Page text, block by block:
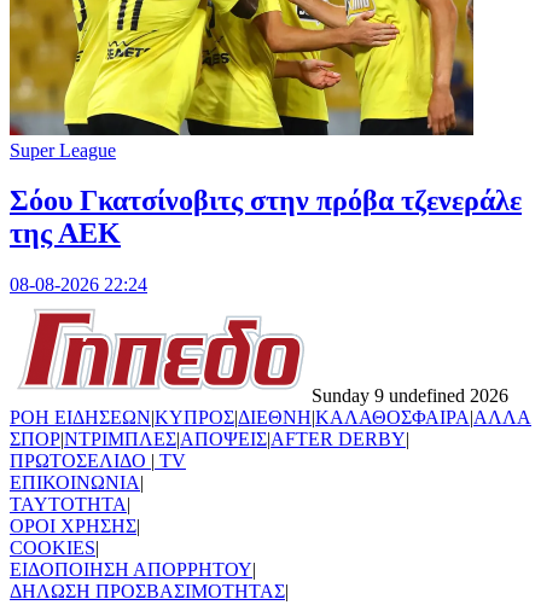
Super League
Σόου Γκατσίνοβιτς στην πρόβα τζενεράλε
της ΑΕΚ
08-08-2026 22:24
Sunday 9 undefined 2026
ΡΟΗ ΕΙΔΗΣΕΩΝ|ΚΥΠΡΟΣ|ΔΙΕΘΝΗ|ΚΑΛΑΘΟΣΦΑΙΡΑ|ΑΛΛΑ
ΣΠΟΡ|ΝΤΡΙΜΠΛΕΣ|ΑΠΟΨΕΙΣ|AFTER DERBY|
ΠΡΩΤΟΣΕΛΙΔΟ | TV
ΕΠΙΚΟΙΝΩΝΙΑ|
TAYTOTHTA|
ΟΡΟΙ ΧΡΗΣΗΣ|
COOKIES|
ΕΙΔΟΠΟΙΗΣΗ ΑΠΟΡΡΗΤΟΥ|
ΔΗΛΩΣΗ ΠΡΟΣΒΑΣΙΜΟΤΗΤΑΣ|